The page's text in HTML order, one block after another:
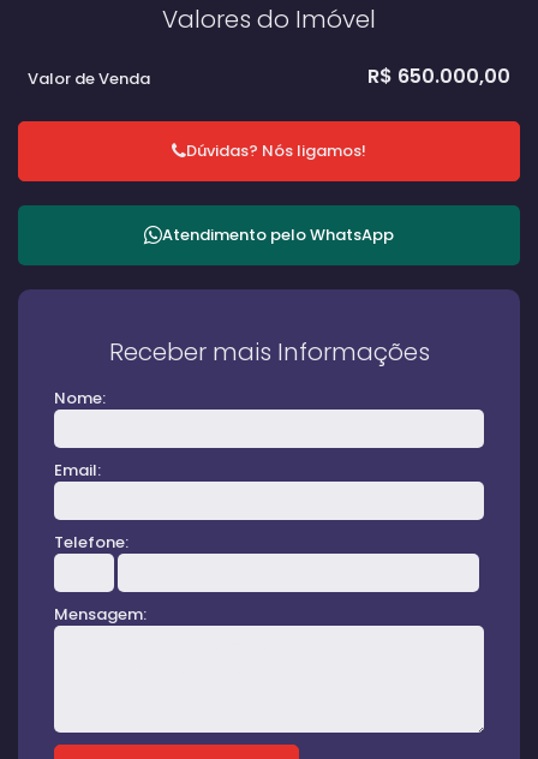
Valores do Imóvel
R$ 650.000,00
Valor de Venda
Dúvidas? Nós ligamos!
Atendimento peloWhatsApp
Receber mais Informações
Nome:
Email:
Telefone:
Mensagem: